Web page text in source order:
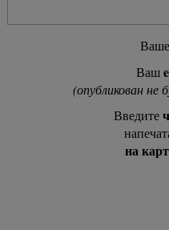
Ваш
(опубликован не
Введите
на